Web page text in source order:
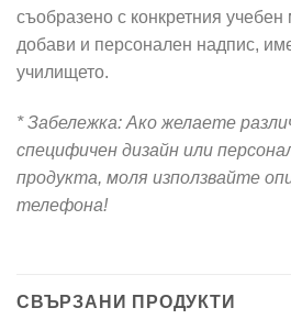
съобразено с конкретния
добави и персонален надпис,
училището.
* Забележка: Ако желаете
специфичен дизайн или
продукта, моля използвайте
телефона!
СВЪРЗАНИ ПРОДУКТИ